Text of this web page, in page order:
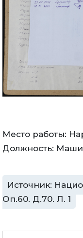
Место работы:
Должность:
Источник:
Оп.60. Д.70. Л. 1